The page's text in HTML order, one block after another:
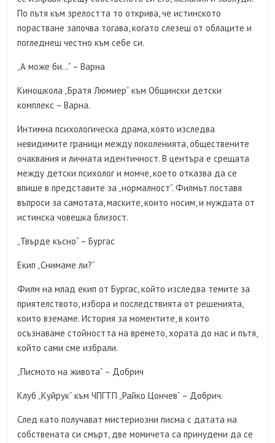
По пътя към зрелостта то открива, че истинското
порастване започва тогава, когато слезеш от облаците и
погледнеш честно към себе си.
„А може би…“ – Варна
Киношкола „Братя Люмиер“ към Общински детски
комплекс – Варна.
Интимна психологическа драма, която изследва
невидимите граници между поколенията, обществените
очаквания и личната идентичност. В центъра е срещата
между детски психолог и момче, което отказва да се
впише в представите за „нормалност“. Филмът поставя
въпроси за самотата, маските, които носим, и нуждата от
истинска човешка близост.
„Твърде късно“ – Бургас
Екип „Снимаме ли?“
Филм на млад екип от Бургас, който изследва темите за
приятелството, избора и последствията от решенията,
които вземаме. История за моментите, в които
осъзнаваме стойността на времето, хората до нас и пътя,
който сами сме избрали.
„Писмото на живота“ – Добрич
Клуб „Куйрук“ към ЧПГТП „Райко Цончев“ – Добрич.
След като получават мистериозни писма с датата на
собствената си смърт, две момичета са принудени да се